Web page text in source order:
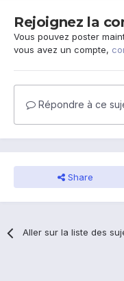
Rejoignez la
Vous pouvez poster
vous avez un compte,
Répondre à ce
Share
Aller sur la liste des